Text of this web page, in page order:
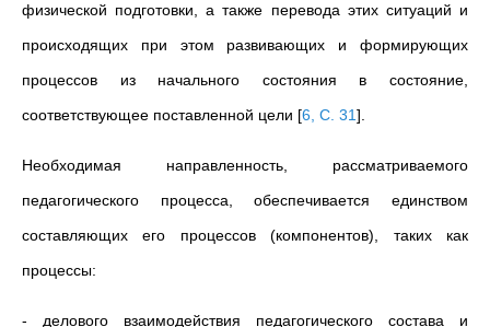
физической подготовки, а также перевода этих ситуаций и
происходящих при этом развивающих и формирующих
процессов из начального состояния в состояние,
соответствующее поставленной цели [6, С. 31]
Необходимая направленность, рассматриваемого
педагогического процесса, обеспечивается единством
составляющих его процессов (компонентов), таких как
процессы:
- делового взаимодействия педагогического состава и